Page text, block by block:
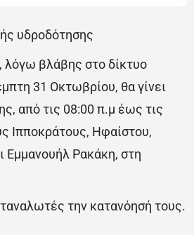
υδροδότησης
λόγω βλάβης στο δίκτυο
31 Οκτωβρίου, θα γίνει
από τις 08:00 π.μ έως τις
Ιπποκράτους, Ηφαίστου,
Εμμανουήλ Ρακάκη, στη
την κατανόησή τους.